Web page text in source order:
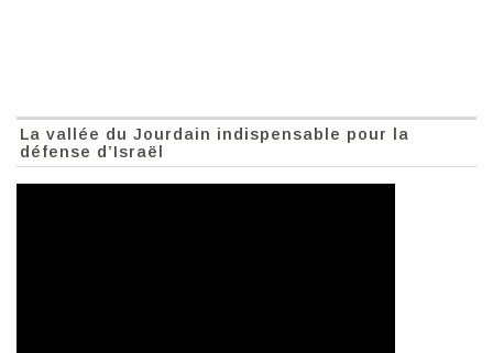
La vallée du Jourdain indispensable pour la
défense d’Israël